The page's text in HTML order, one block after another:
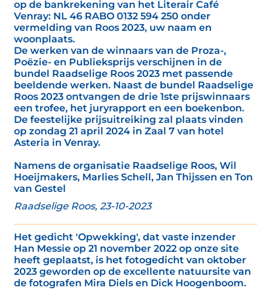
op de bankrekening van het Literair Café
Venray: NL 46 RABO 0132 594 250 onder
vermelding van Roos 2023, uw naam en
woonplaats.
De werken van de winnaars van de Proza-,
Poëzie- en Publieksprijs verschijnen in de
bundel Raadselige Roos 2023 met passende
beeldende werken. Naast de bundel Raadselige
Roos 2023 ontvangen de drie 1ste prijswinnaars
een trofee, het juryrapport en een boekenbon.
De feestelijke prijsuitreiking zal plaats vinden
op zondag 21 april 2024 in Zaal 7 van hotel
Asteria in Venray.
Namens de organisatie Raadselige Roos, Wil
Hoeijmakers, Marlies Schell, Jan Thijssen en Ton
van Gestel
Raadselige Roos, 23-10-2023
Het gedicht 'Opwekking', dat vaste inzender
Han Messie op 21 november 2022 op onze site
heeft geplaatst, is het fotogedicht van oktober
2023 geworden op de excellente natuursite van
de fotografen Mira Diels en Dick Hoogenboom.